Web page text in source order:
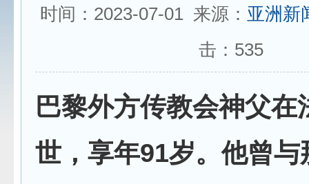
时间：2023-07-01 来源： 亚洲新
击： 535
巴黎外方传教会神父在
世，享年91岁。他曾与